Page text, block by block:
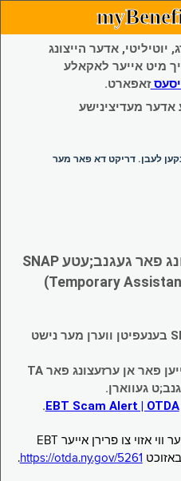
יוטיליטי, אדער הייצונג
מיט אייער לאקאלע
זאפארט.
מעדיצינישע
לעבן. דריקט דא פאר מער
וויכטיגע טוישונגען צו ערזעצונג פאר געגנב;עטע SNAP
און צייטווייליגע הילף (Temporary Assistance, TA)
אפליקאציעס פאר געגנב;טע SNAP בענעפיטן ווערן מער נישט
הויזגעזינדער קענען נאכאלץ אפּלייען פאר אן ערזעצונג פאר TA
געווארן.
EBT Scam Alert | OTDA
.
באשיצן אייער בענעפיטן לערנט איבער ווי אזוי צו פרירן אייער EBT
https://otda.ny.gov/5261
.